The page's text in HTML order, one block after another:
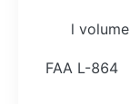
l
FAA L-864